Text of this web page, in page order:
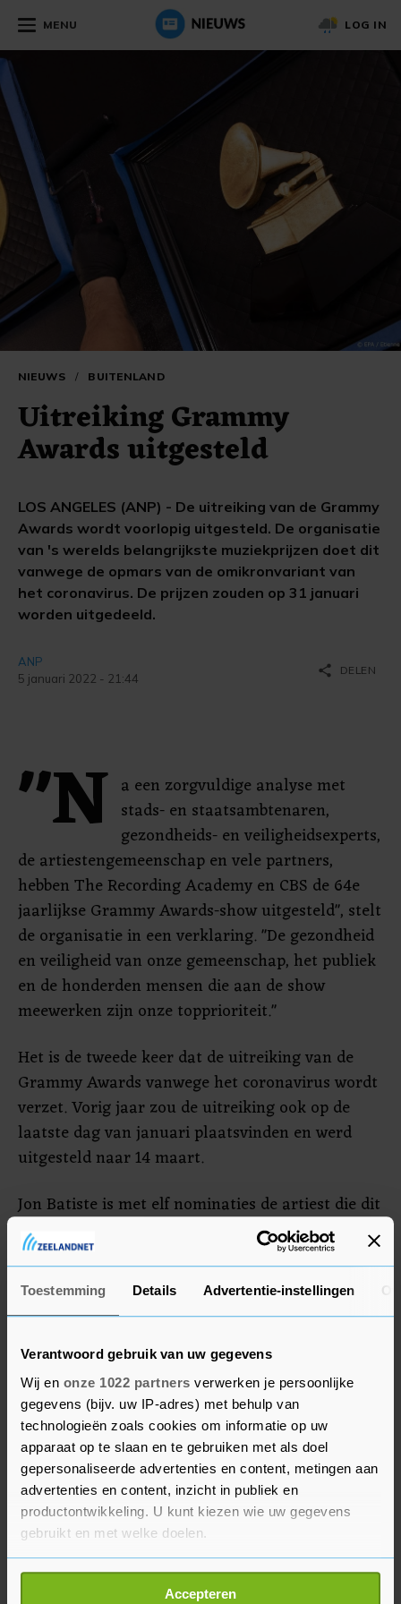
Toestemming Details Advertentie-instellingen
Verantwoord gebruik van uw gegevens
Wij en onze 1022 partners verwerken je persoonlijke
gegevens (bijv. uw IP-adres) met behulp van
technologieën zoals cookies om informatie op uw
apparaat op te slaan en te gebruiken met als doel
gepersonaliseerde advertenties en content, metingen aan
advertenties en content, inzicht in publiek en
productontwikkeling. U kunt kiezen wie uw gegevens
gebruikt en met welke doelen.
Als u het toestaat, willen we ook graag:
Informatie verzamelen over uw geografische
Accepteren
MENU LOG IN
NIEUWS / BUITENLAND
Uitreiking Grammy
Awards uitgesteld
LOS ANGELES (ANP) - De uitreiking van de Grammy
Awards wordt voorlopig uitgesteld. De organisatie
van 's werelds belangrijkste muziekprijzen doet dit
vanwege de opmars van de omikronvariant van
het coronavirus. De prijzen zouden op 31 januari
worden uitgedeeld.
ANP
5 januari 2022 - 21:44
share DELEN
"N a een zorgvuldige analyse met
stads- en staatsambtenaren,
gezondheids- en veiligheidsexperts,
de artiestengemeenschap en vele partners,
hebben The Recording Academy en CBS de 64e
jaarlijkse Grammy Awards-show uitgesteld", stelt
de organisatie in een verklaring. "De gezondheid
en veiligheid van onze gemeenschap, het publiek
en de honderden mensen die aan de show
meewerken zijn onze topprioriteit."
Het is de tweede keer dat de uitreiking van de
Grammy Awards vanwege het coronavirus wordt
verzet. Vorig jaar zou de uitreiking ook op de
laatste dag van januari plaatsvinden en werd
uitgesteld naar 14 maart.
Jon Batiste is met elf nominaties de artiest die dit
jaar de meeste kans maakt op een beeld. Hij
wordt gevolgd door Doja Cat, H.E.R. en Justin
Bieber, die ieder acht nominaties op zak hebben.